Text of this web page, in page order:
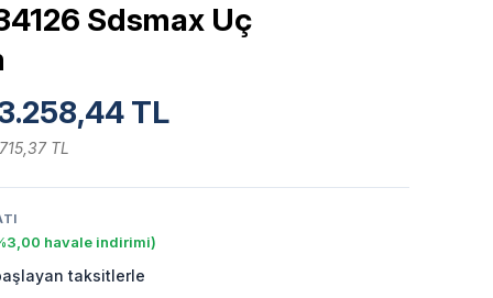
Sdsmax Uç
TL
TL
havale indirimi)
taksitlerle